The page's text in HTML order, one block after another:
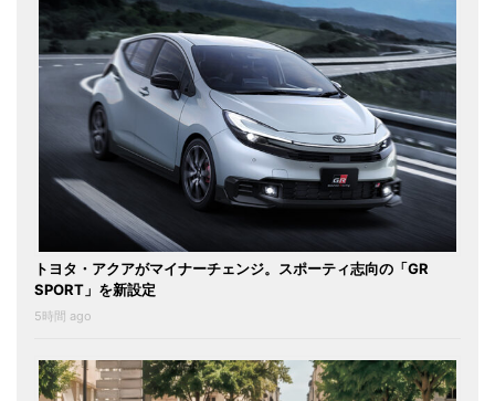
トヨタ・アクアがマイナーチェンジ。スポーティ志向の「GR
SPORT」を新設定
5時間 ago